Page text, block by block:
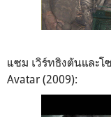
แซม เวิร์ทธิงตันและโ
Avatar (2009):